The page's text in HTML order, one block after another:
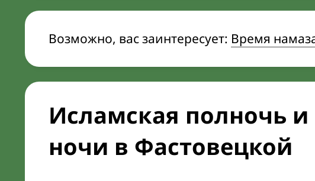
Возможно, вас заинтересует: Время
Исламская полночь и
ночи в Фастовецкой